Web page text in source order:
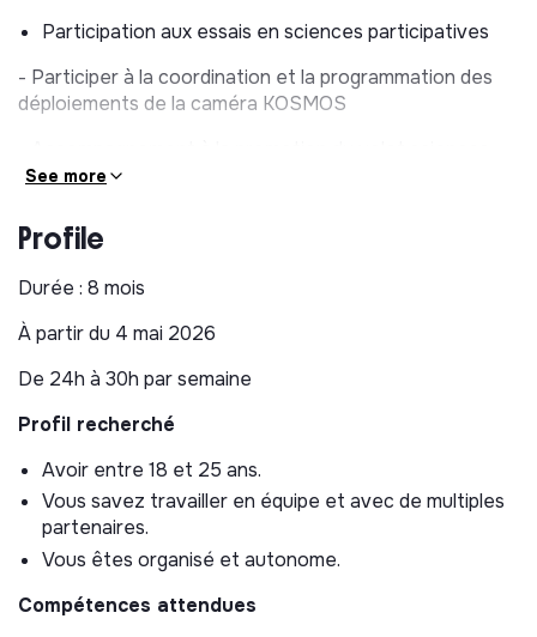
Participation aux essais en sciences participatives
- Participer à la coordination et la programmation des
déploiements de la caméra KOSMOS
participatives auprès des acteurs du territoire
Aider à la conception d'un programme pédagogique
sur le KOSMOS
- Participer à la co-construction des ateliers
pédagogiques :
- Participer à l’animation d'ateliers auprès des jeunes du
territoire, sur les habitats marins et l'intérêt du
KOSMOS
Participer à la diffusion et communication de
connaissances auprès d’un large public
- Participer à la création de contenus sur les réseaux
sociaux
- Participer à des événements grand public pour
See more
Profile
Durée : 8 mois
À partir du 4 mai 2026
De 24h à 30h par semaine
Profil recherché
Avoir entre 18 et 25 ans.
Vous savez travailler en équipe et avec de multiples
partenaires.
Vous êtes organisé et autonome.
Compétences attendues